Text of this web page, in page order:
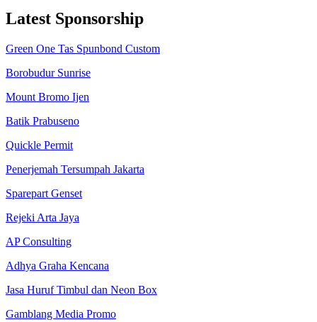
Latest Sponsorship
Green One Tas Spunbond Custom
Borobudur Sunrise
Mount Bromo Ijen
Batik Prabuseno
Quickle Permit
Penerjemah Tersumpah Jakarta
Sparepart Genset
Rejeki Arta Jaya
AP Consulting
Adhya Graha Kencana
Jasa Huruf Timbul dan Neon Box
Gamblang Media Promo